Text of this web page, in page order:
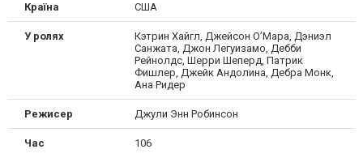
Країна США
У ролях
Кэтрин Хайгл, Джейсон О’Мара, Дэниэл
Санжата, Джон Легуизамо, Дебби
Рейнолдс, Шерри Шеперд, Патрик
Фишлер, Джейк Андолина, Дебра Монк,
Ана Ридер
Режисер Джули Энн Робинсон
Час 106